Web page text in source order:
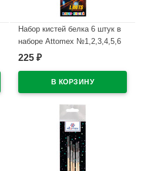
Набор кистей белка 6 штук в
наборе Attomex №1,2,3,4,5,6
Никаких ограничений (No
225 ₽